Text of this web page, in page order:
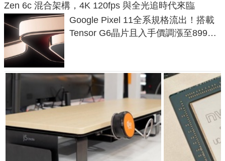
Zen 6c 混合架構，4K 120fps 與全光追時代來臨
Google Pixel 11全系規格流出！搭載
Tensor G6晶片且入手價調漲至899美